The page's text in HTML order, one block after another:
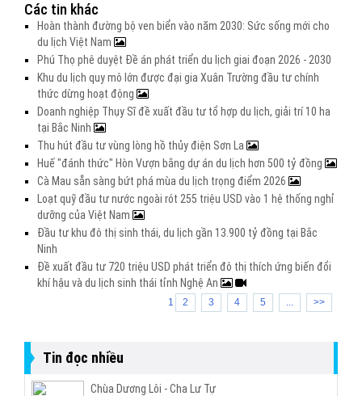
Các tin khác
Hoàn thành đường bộ ven biển vào năm 2030: Sức sống mới cho
du lịch Việt Nam
Phú Thọ phê duyệt Đề án phát triển du lịch giai đoạn 2026 - 2030
Khu du lịch quy mô lớn được đại gia Xuân Trường đầu tư chính
thức dừng hoạt động
Doanh nghiệp Thụy Sĩ đề xuất đầu tư tổ hợp du lịch, giải trí 10 ha
tại Bắc Ninh
Thu hút đầu tư vùng lòng hồ thủy điện Sơn La
Huế "đánh thức" Hòn Vượn bằng dự án du lịch hơn 500 tỷ đồng
Cà Mau sẵn sàng bứt phá mùa du lịch trọng điểm 2026
Loạt quỹ đầu tư nước ngoài rót 255 triệu USD vào 1 hệ thống nghỉ
dưỡng của Việt Nam
Đầu tư khu đô thị sinh thái, du lịch gần 13.900 tỷ đồng tại Bắc
Ninh
Đề xuất đầu tư 720 triệu USD phát triển đô thị thích ứng biến đổi
khí hậu và du lịch sinh thái tỉnh Nghệ An
1 2 3 4 5 ... >>
Tin đọc nhiều
Chùa Dương Lôi - Cha Lư Tự